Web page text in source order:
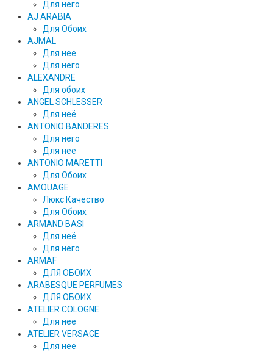
Для него
AJ ARABIA
Для Обоих
AJMAL
Для нее
Для него
ALEXANDRE
Для обоих
ANGEL SCHLESSER
Для неё
ANTONIO BANDERES
Для него
Для нее
ANTONIO MARETTI
Для Обоих
AMOUAGE
Люкс Качество
Для Обоих
ARMAND BASI
Для неё
Для него
ARMAF
ДЛЯ ОБОИХ
ARABESQUE PERFUMES
ДЛЯ ОБОИХ
ATELIER COLOGNE
Для нее
ATELIER VERSACE
Для нее